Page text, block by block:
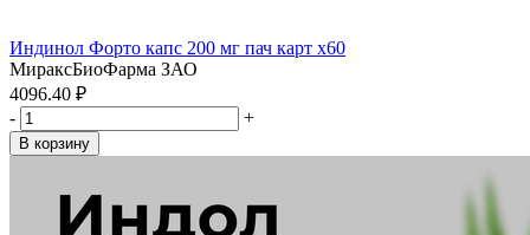
Индинол Форто капс 200 мг пач карт x60
МираксБиоФарма ЗАО
4096.40 ₽
-
+
В корзину